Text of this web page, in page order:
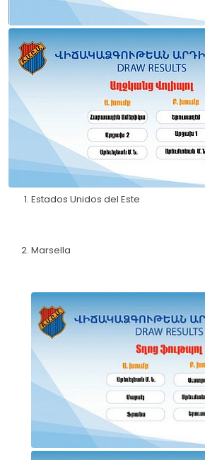
Estados Unidos del Este
Marsella